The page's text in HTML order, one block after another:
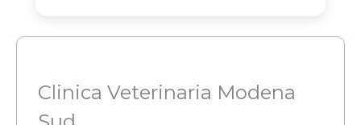
Clinica Veterinaria Modena